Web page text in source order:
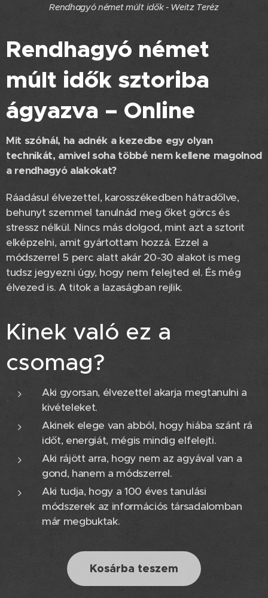
Rendhagyó német múlt idők - Weitz Teréz
Rendhagyó német
múlt idők sztoriba
ágyazva – Online
Mit szólnál, ha adnék a kezedbe egy olyan
technikát, amivel soha többé nem kellene magolnod
a rendhagyó alakokat?
Ráadásul élvezettel, karosszékedben hátradőlve,
behunyt szemmel tanulnád meg őket görcs és
stressz nélkül. Nincs más dolgod, mint azt a sztorit
elképzelni, amit gyártottam hozzá. Ezzel a
módszerrel 5 perc alatt akár 20-30 alakot is meg
tudsz jegyezni úgy, hogy nem felejted el. És még
élvezed is. A titok a lazaságban rejlik.
Kinek való ez a
csomag?
Aki gyorsan, élvezettel akarja megtanulni a
kivételeket.
Akinek elege van abból, hogy hiába szánt rá
időt, energiát, mégis mindig elfelejti.
Aki rájött arra, hogy nem az agyával van a
gond, hanem a módszerrel.
Aki tudja, hogy a 100 éves tanulási
módszerek az információs társadalomban
már megbuktak.
Kosárba teszem